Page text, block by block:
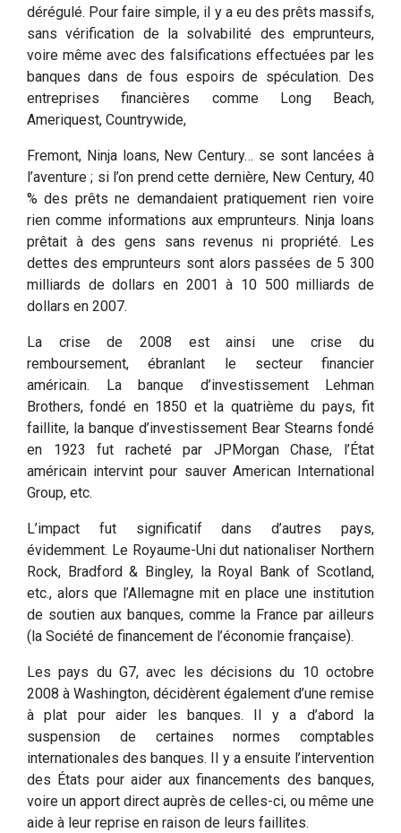
dérégulé. Pour faire simple, il y a eu des prêts massifs,
sans vérification de la solvabilité des emprunteurs,
voire même avec des falsifications effectuées par les
banques dans de fous espoirs de spéculation. Des
entreprises financières comme Long Beach,
Ameriquest, Countrywide,
Fremont, Ninja loans, New Century… se sont lancées à
l’aventure ; si l’on prend cette dernière, New Century, 40
% des prêts ne demandaient pratiquement rien voire
rien comme informations aux emprunteurs. Ninja loans
prêtait à des gens sans revenus ni propriété. Les
dettes des emprunteurs sont alors passées de 5 300
milliards de dollars en 2001 à 10 500 milliards de
dollars en 2007.
La crise de 2008 est ainsi une crise du
remboursement, ébranlant le secteur financier
américain. La banque d’investissement Lehman
Brothers, fondé en 1850 et la quatrième du pays, fit
faillite, la banque d’investissement Bear Stearns fondé
en 1923 fut racheté par JPMorgan Chase, l’État
américain intervint pour sauver American International
Group, etc.
L’impact fut significatif dans d’autres pays,
évidemment. Le Royaume-Uni dut nationaliser Northern
Rock, Bradford & Bingley, la Royal Bank of Scotland,
etc., alors que l’Allemagne mit en place une institution
de soutien aux banques, comme la France par ailleurs
(la Société de financement de l’économie française).
Les pays du G7, avec les décisions du 10 octobre
2008 à Washington, décidèrent également d’une remise
à plat pour aider les banques. Il y a d’abord la
suspension de certaines normes comptables
internationales des banques. Il y a ensuite l’intervention
des États pour aider aux financements des banques,
voire un apport direct auprès de celles-ci, ou même une
aide à leur reprise en raison de leurs faillites.